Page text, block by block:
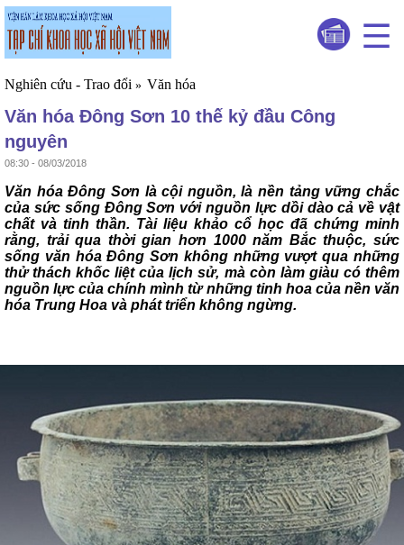
Nghiên cứu - Trao đổi » Văn hóa
Văn hóa Đông Sơn 10 thế kỷ đầu Công
nguyên
08:30 - 08/03/2018
Văn hóa Đông Sơn là cội nguồn, là nền tảng vững chắc
của sức sống Đông Sơn với nguồn lực dồi dào cả về vật
chất và tinh thần. Tài liệu khảo cổ học đã chứng minh
rằng, trải qua thời gian hơn 1000 năm Bắc thuộc, sức
sống văn hóa Đông Sơn không những vượt qua những
thử thách khốc liệt của lịch sử, mà còn làm giàu có thêm
nguồn lực của chính mình từ những tinh hoa của nền văn
hóa Trung Hoa và phát triển không ngừng.